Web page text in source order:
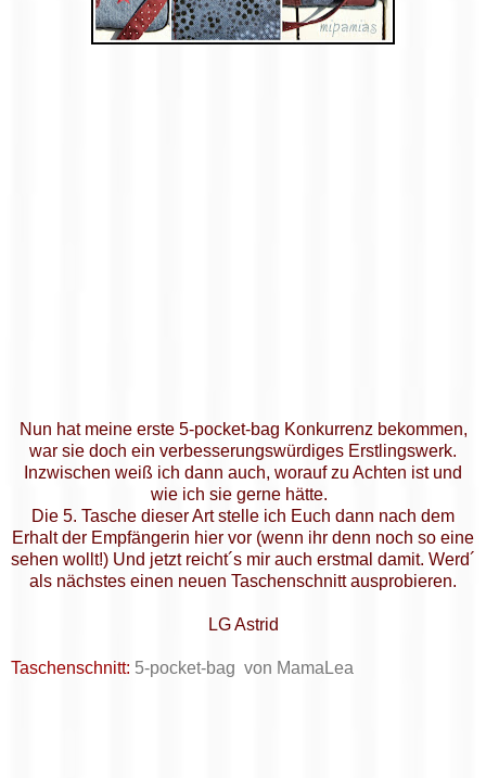
Nun hat meine erste 5-pocket-bag Konkurrenz bekommen,
war sie doch ein verbesserungswürdiges Erstlingswerk.
Inzwischen weiß ich dann auch, worauf zu Achten ist und
wie ich sie gerne hätte.
Die 5. Tasche dieser Art stelle ich Euch dann nach dem
Erhalt der Empfängerin hier vor (wenn ihr denn noch so eine
sehen wollt!) Und jetzt reicht´s mir auch erstmal damit. Werd´
als nächstes einen neuen Taschenschnitt ausprobieren.
LG Astrid
Taschenschnitt: 5-pocket-bag von MamaLea